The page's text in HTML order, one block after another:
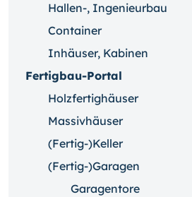
Hallen-, Ingenieurbau
Container
Inhäuser, Kabinen
Fertigbau-Portal
Holzfertighäuser
Massivhäuser
(Fertig-)Keller
(Fertig-)Garagen
Garagentore